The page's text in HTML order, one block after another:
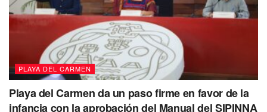
PLAYA DEL CARMEN
Playa del Carmen da un paso firme en favor de la
infancia con la aprobación del Manual del SIPINNA